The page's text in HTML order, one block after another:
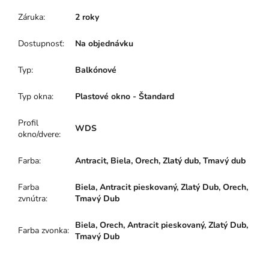
Záruka: 2 roky
Dostupnosť: Na objednávku
Typ: Balkónové
Typ okna: Plastové okno - Štandard
Profil
okno/dvere:
WDS
Farba: Antracit, Biela, Orech, Zlatý dub, Tmavý dub
Farba
zvnútra:
Biela, Antracit pieskovaný, Zlatý Dub, Orech,
Tmavý Dub
Farba zvonka: Biela, Orech, Antracit pieskovaný, Zlatý Dub,
Tmavý Dub